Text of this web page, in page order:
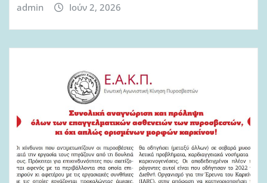
admin Ιούν 2, 2026